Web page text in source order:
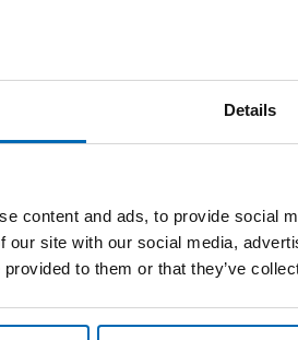
Details
content and ads, to provide social
our site with our social media,
provided to them or that they’ve
Produkten